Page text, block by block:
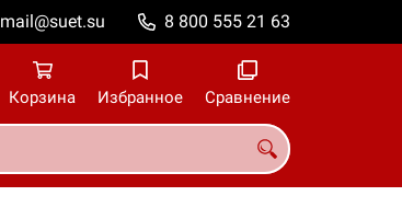
8 800 555 21 63
mail@suet.su
Корзина Избранное Сравнение